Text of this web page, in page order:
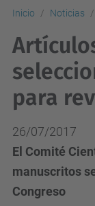
Inicio Noticias
para
26/07/2017
El Comité
manuscritos
Congreso